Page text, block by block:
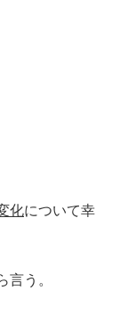
化について幸
言う。